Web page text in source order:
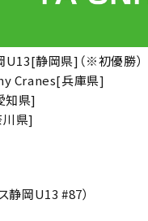
U13[静岡県] （※初優勝）
Cranes[兵庫県]
知県]
県]
静岡U13 #87）